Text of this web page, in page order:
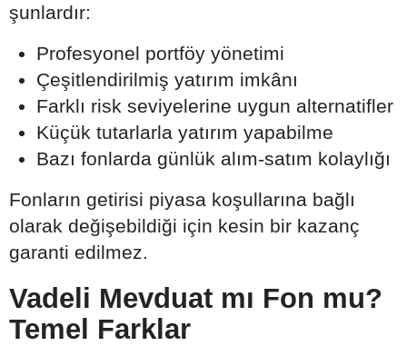
şunlardır:
Profesyonel portföy yönetimi
Çeşitlendirilmiş yatırım imkânı
Farklı risk seviyelerine uygun alternatifler
Küçük tutarlarla yatırım yapabilme
Bazı fonlarda günlük alım-satım kolaylığı
Fonların getirisi piyasa koşullarına bağlı
olarak değişebildiği için kesin bir kazanç
garanti edilmez.
Vadeli Mevduat mı Fon mu?
Temel Farklar